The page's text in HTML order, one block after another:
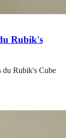
Rubik's
du Rubik's Cube